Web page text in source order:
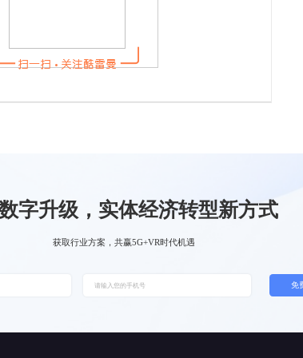
字升级，实体经济转型新方式
获取行业方案，共赢5G+VR时代机遇
免